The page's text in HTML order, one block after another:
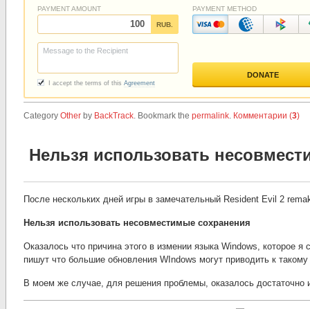
Category Other by BackTrack. Bookmark the permalink. Комментарии (3)
Нельзя использовать
После нескольких дней игры в замечательный Resident Evil 2
Нельзя использовать несовместимые сохранения
Оказалось что причина этого в измении языка Windows, которое
пишут что большие обновления WIndows могут приводить к
В моем же случае, для решения проблемы, оказалось достаточно